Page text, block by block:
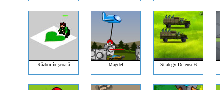
Război în şcoală Magdef Strategy Defense 6